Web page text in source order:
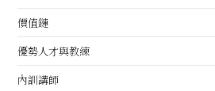
價值鏈
優勢人才與教練
內訓講師